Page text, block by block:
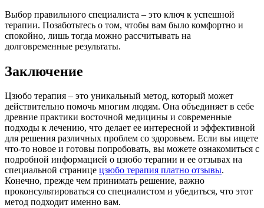
Выбор правильного специалиста – это ключ к успешной
терапии. Позаботьтесь о том, чтобы вам было комфортно и
спокойно, лишь тогда можно рассчитывать на
долговременные результаты.
Заключение
Цзюбо терапия – это уникальный метод, который может
действительно помочь многим людям. Она объединяет в себе
древние практики восточной медицины и современные
подходы к лечению, что делает ее интересной и эффективной
для решения различных проблем со здоровьем. Если вы ищете
что-то новое и готовы попробовать, вы можете ознакомиться с
подробной информацией о цзюбо терапии и ее отзывах на
специальной странице цзюбо терапия платно отзывы.
Конечно, прежде чем принимать решение, важно
проконсультироваться со специалистом и убедиться, что этот
метод подходит именно вам.